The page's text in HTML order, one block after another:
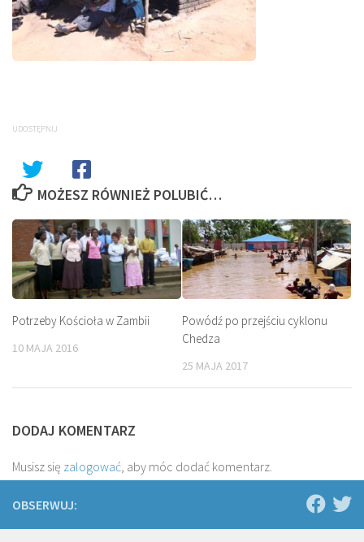
UDOSTĘPNIJ
MOŻESZ RÓWNIEŻ POLUBIĆ…
Potrzeby Kościoła w Zambii
10 MAJA 2016
Powódź po przejściu cyklonu
Chedza
25 MAJA 2017
DODAJ KOMENTARZ
Musisz się zalogować, aby móc dodać komentarz.
OBSERWUJ: